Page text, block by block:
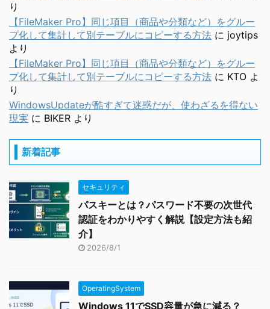
り
【FileMaker Pro】同じ項目（商品や分類など）をグルー
プ化して集計して別テーブルにコピーする方法 に joytips
より
【FileMaker Pro】同じ項目（商品や分類など）をグルー
プ化して集計して別テーブルにコピーする方法 に KTO よ
り
WindowsUpdateが酷すぎて迷惑だが、使わざるを得ない
現実 に BIKER より
新着記事
セキュリティ
パスキーとは？パスワード不要の次世代
認証をわかりやすく解説【設定方法も紹
介】
2026/8/1
OperatingSystem
Windows 11でSSD容量が急に減る？